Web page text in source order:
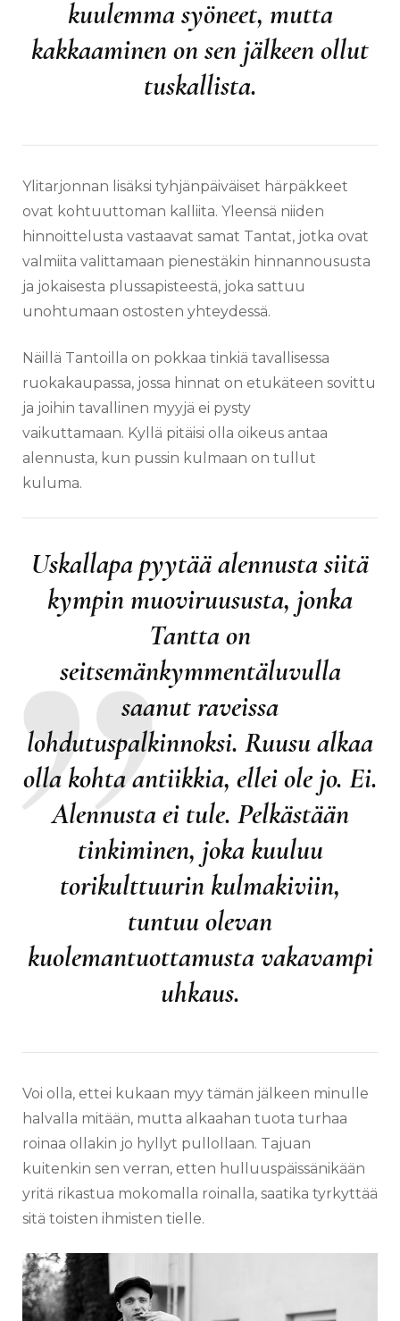
kuulemma syöneet, mutta
kakkaaminen on sen jälkeen ollut
tuskallista.
Ylitarjonnan lisäksi tyhjänpäiväiset härpäkkeet
ovat kohtuuttoman kalliita. Yleensä niiden
hinnoittelusta vastaavat samat Tantat, jotka ovat
valmiita valittamaan pienestäkin hinnannoususta
ja jokaisesta plussapisteestä, joka sattuu
unohtumaan ostosten yhteydessä.
Näillä Tantoilla on pokkaa tinkiä tavallisessa
ruokakaupassa, jossa hinnat on etukäteen sovittu
ja joihin tavallinen myyjä ei pysty
vaikuttamaan. Kyllä pitäisi olla oikeus antaa
alennusta, kun pussin kulmaan on tullut
kuluma.
Uskallapa pyytää alennusta siitä
kympin muoviruususta, jonka
Tantta on
seitsemänkymmentäluvulla
saanut raveissa
lohdutuspalkinnoksi. Ruusu alkaa
olla kohta antiikkia, ellei ole jo. Ei.
Alennusta ei tule. Pelkästään
tinkiminen, joka kuuluu
torikulttuurin kulmakiviin,
tuntuu olevan
kuolemantuottamusta vakavampi
uhkaus.
Voi olla, ettei kukaan myy tämän jälkeen minulle
halvalla mitään, mutta alkaahan tuota turhaa
roinaa ollakin jo hyllyt pullollaan. Tajuan
kuitenkin sen verran, etten hulluuspäissänikään
yritä rikastua mokomalla roinalla, saatika tyrkyttää
sitä toisten ihmisten tielle.